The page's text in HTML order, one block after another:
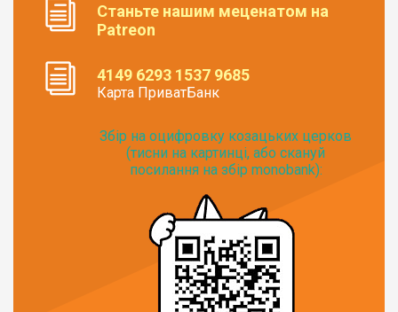
Станьте нашим меценатом на
Patreon
4149 6293 1537 9685
Карта ПриватБанк
Збір на оцифровку козацьких церков
(тисни на картинці, або скануй
посилання на збір monobank):